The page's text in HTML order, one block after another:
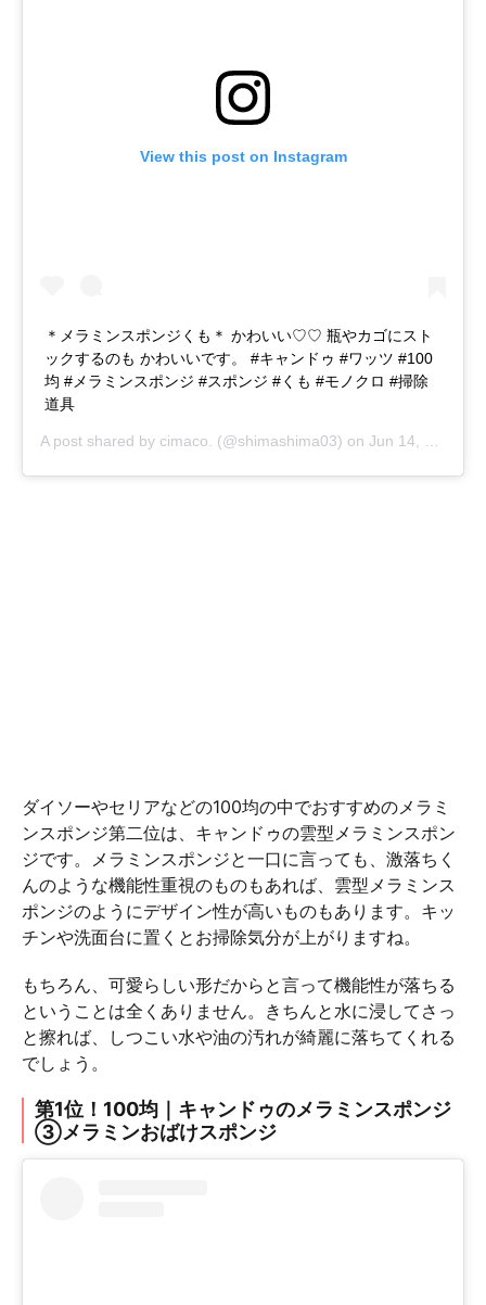
View this post on Instagram
＊メラミンスポンジくも＊ かわいい♡♡ 瓶やカゴにスト
ックするのも かわいいです。 #キャンドゥ #ワッツ #100
均 #メラミンスポンジ #スポンジ #くも #モノクロ #掃除
道具
A post shared by cimaco. (@shimashima03) on Jun 14, 2018 at 10:39pm PDT
ダイソーやセリアなどの100均の中でおすすめのメラミ
ンスポンジ第二位は、キャンドゥの雲型メラミンスポン
ジです。メラミンスポンジと一口に言っても、激落ちく
んのような機能性重視のものもあれば、雲型メラミンス
ポンジのようにデザイン性が高いものもあります。キッ
チンや洗面台に置くとお掃除気分が上がりますね。
もちろん、可愛らしい形だからと言って機能性が落ちる
ということは全くありません。きちんと水に浸してさっ
と擦れば、しつこい水や油の汚れが綺麗に落ちてくれる
でしょう。
第1位！100均｜キャンドゥのメラミンスポンジ
③メラミンおばけスポンジ